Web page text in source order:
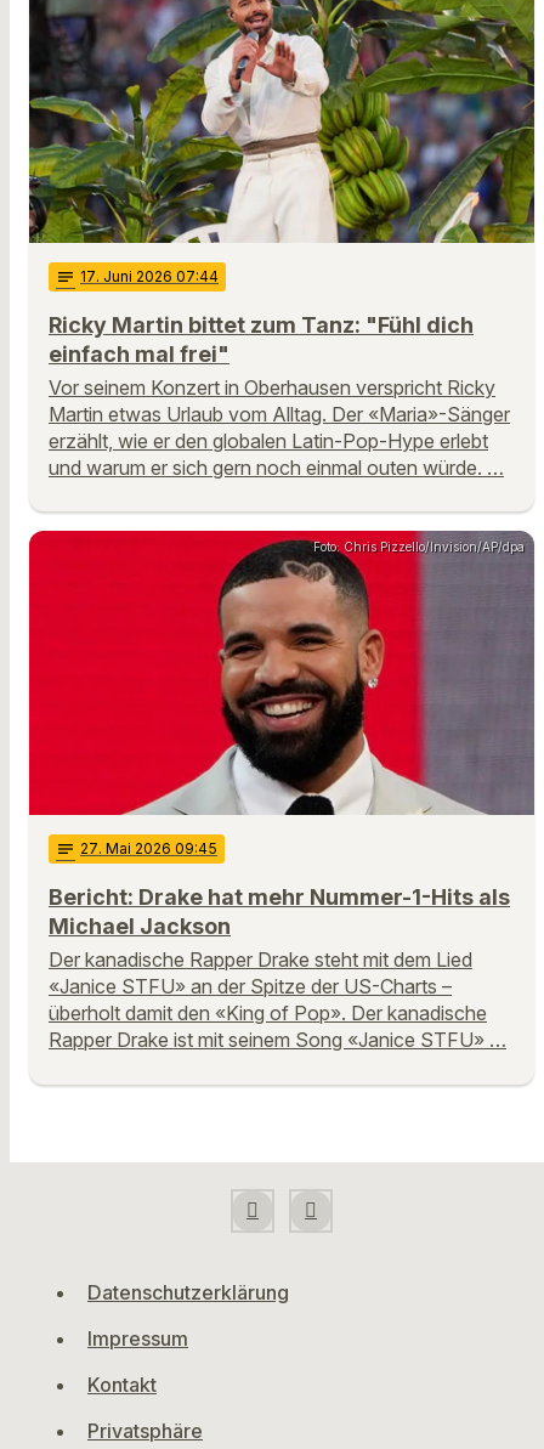
notes 17. Juni 2026 07:44
Ricky Martin bittet zum Tanz: "Fühl dich
einfach mal frei"
Vor seinem Konzert in Oberhausen verspricht Ricky
Martin etwas Urlaub vom Alltag. Der «Maria»-Sänger
erzählt, wie er den globalen Latin-Pop-Hype erlebt
und warum er sich gern noch einmal outen würde. …
Foto: Chris Pizzello/Invision/AP/dpa
notes 27. Mai 2026 09:45
Bericht: Drake hat mehr Nummer-1-Hits als
Michael Jackson
Der kanadische Rapper Drake steht mit dem Lied
«Janice STFU» an der Spitze der US-Charts –
überholt damit den «King of Pop». Der kanadische
Rapper Drake ist mit seinem Song «Janice STFU» …
Datenschutzerklärung
Impressum
Kontakt
Privatsphäre